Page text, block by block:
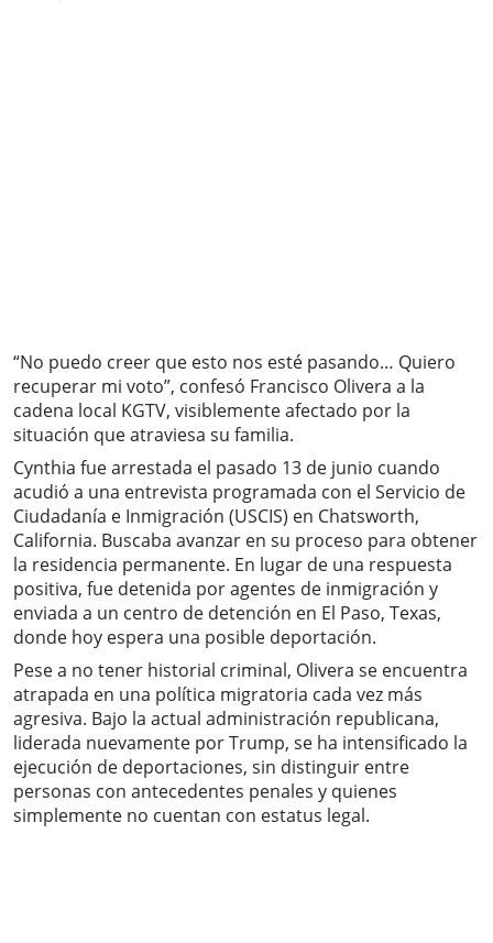
“No puedo creer que esto nos esté pasando… Quiero
recuperar mi voto”, confesó Francisco Olivera a la
cadena local KGTV, visiblemente afectado por la
situación que atraviesa su familia.
Cynthia fue arrestada el pasado 13 de junio cuando
acudió a una entrevista programada con el Servicio de
Ciudadanía e Inmigración (USCIS) en Chatsworth,
California. Buscaba avanzar en su proceso para obtener
la residencia permanente. En lugar de una respuesta
positiva, fue detenida por agentes de inmigración y
enviada a un centro de detención en El Paso, Texas,
donde hoy espera una posible deportación.
Pese a no tener historial criminal, Olivera se encuentra
atrapada en una política migratoria cada vez más
agresiva. Bajo la actual administración republicana,
liderada nuevamente por Trump, se ha intensificado la
ejecución de deportaciones, sin distinguir entre
personas con antecedentes penales y quienes
simplemente no cuentan con estatus legal.